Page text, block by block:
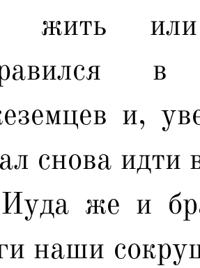
жить или
и,
снова идти
же и
наши